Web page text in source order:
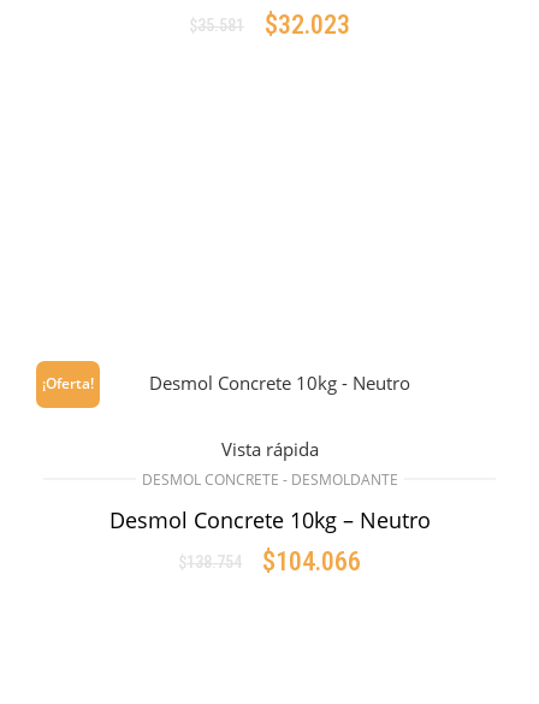
$35.581 $32.023
¡Oferta!
Vista rápida
DESMOL CONCRETE - DESMOLDANTE
Desmol Concrete 10kg – Neutro
$138.754 $104.066